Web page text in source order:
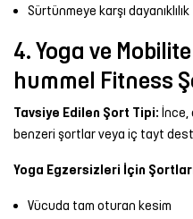
Sürtünmeye karşı dayanıklılık
4. Yoga ve
hummel Fitness
Tavsiye Edilen Şort Tipi: İnce,
benzeri şortlar veya iç tayt
Yoga Egzersizleri İçin
Vücuda tam oturan kesim